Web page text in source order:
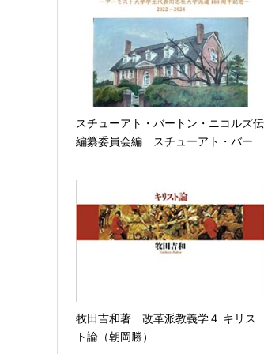
スチューアト・バートン・ニコルズ伝
編纂委員会編 スチューアト・バー…
牧田吉和著 改革派教義学４ キリス
ト論（朝岡勝）